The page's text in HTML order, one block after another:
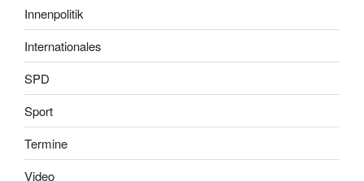
Innenpolitik
Internationales
SPD
Sport
Termine
Video